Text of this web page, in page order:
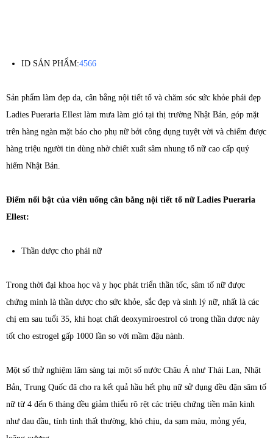
ID SẢN PHẨM:4566
Sản phẩm làm đẹp da, cân bằng nội tiết tố và chăm sóc sức khỏe phái đẹp
Ladies Pueraria Ellest làm mưa làm gió tại thị trường Nhật Bản, góp mặt
trên hàng ngàn mặt báo cho phụ nữ bởi công dụng tuyệt vời và chiếm được
hàng triệu người tin dùng nhờ chiết xuất sâm nhung tố nữ cao cấp quý
hiếm Nhật Bản.
Điểm nổi bật của viên uống cân bằng nội tiết tố nữ Ladies Pueraria
Ellest:
Thần dược cho phái nữ
Trong thời đại khoa học và y học phát triển thần tốc, sâm tố nữ được
chứng minh là thần dược cho sức khỏe, sắc đẹp và sinh lý nữ, nhất là các
chị em sau tuổi 35, khi hoạt chất deoxymiroestrol có trong thần dược này
tốt cho estrogel gấp 1000 lần so với mầm đậu nành.
Một số thử nghiệm lâm sàng tại một số nước Châu Á như Thái Lan, Nhật
Bản, Trung Quốc đã cho ra kết quả hầu hết phụ nữ sử dụng đều đặn sâm tố
nữ từ 4 đến 6 tháng đều giảm thiểu rõ rệt các triệu chứng tiền mãn kinh
như đau đầu, tính tình thất thường, khó chịu, da sạm màu, mỏng yếu,